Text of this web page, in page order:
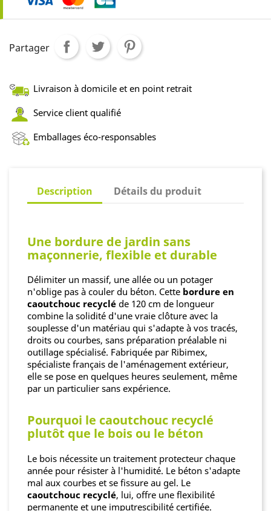
Partager
Livraison à domicile et en point retrait
Service client qualifié
Emballages éco-responsables
Description Détails du produit
Une bordure de jardin sans
maçonnerie, flexible et durable
Délimiter un massif, une allée ou un potager
n'oblige pas à couler du béton. Cette bordure en
caoutchouc recyclé de 120 cm de longueur
combine la solidité d'une vraie clôture avec la
souplesse d'un matériau qui s'adapte à vos tracés,
droits ou courbes, sans préparation préalable ni
outillage spécialisé. Fabriquée par Ribimex,
spécialiste français de l'aménagement extérieur,
elle se pose en quelques heures seulement, même
par un particulier sans expérience.
Pourquoi le caoutchouc recyclé
plutôt que le bois ou le béton
Le bois nécessite un traitement protecteur chaque
année pour résister à l'humidité. Le béton s'adapte
mal aux courbes et se fissure au gel. Le
caoutchouc recyclé, lui, offre une flexibilité
permanente et une imputrescibilité certifiée.